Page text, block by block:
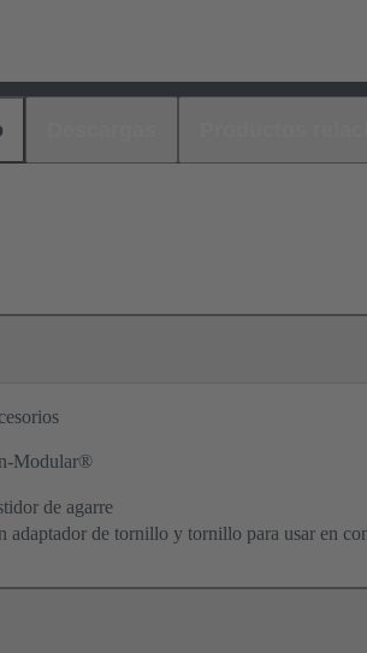
Modular®
de agarre
adaptador de tornillo y tornillo para usar en